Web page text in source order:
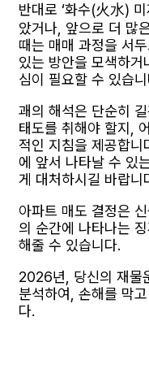
반대로 ‘화수(火水)
았거나, 앞으로 더 많
때는 매매 과정을 서
있는 방안을 모색하
심이 필요할 수 있습
괘의 해석은 단순히
태도를 취해야 할지,
적인 지침을 제공합
에 앞서 나타날 수 있
게 대처하시길 바랍니
아파트 매도 결정은
의 순간에 나타나는
해줄 수 있습니다.
2026년, 당신의 재물
분석하여, 손해를 막
다.